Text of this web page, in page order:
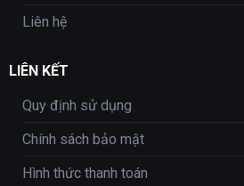
Liên hệ
LIÊN KẾT
Quy định sử dụng
Chính sách bảo mật
Hình thức thanh toán